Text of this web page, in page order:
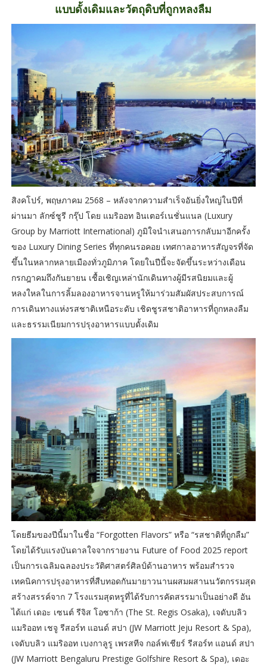
แบบดั้งเดิมและวัตถุดิบที่ถูกหลงลืม
สิงคโปร์, พฤษภาคม 2568 – หลังจากความสำเร็จอันยิ่งใหญ่ในปีที่
ผ่านมา ลักซ์ชูรี กรุ๊ป โดย แมริออท อินเตอร์เนชั่นแนล (Luxury
Group by Marriott International) ภูมิใจนำเสนอการกลับมาอีกครั้ง
ของ Luxury Dining Series ที่ทุกคนรอคอย เทศกาลอาหารสัญจรที่จัด
ขึ้นในหลากหลายเมืองทั่วภูมิภาค โดยในปีนี้จะจัดขึ้นระหว่างเดือน
กรกฎาคมถึงกันยายน เชื้อเชิญเหล่านักเดินทางผู้มีรสนิยมและผู้
หลงใหลในการลิ้มลองอาหารจานหรูให้มาร่วมสัมผัสประสบการณ์
การเดินทางแห่งรสชาติเหนือระดับ เชิดชูรสชาติอาหารที่ถูกหลงลืม
และธรรมเนียมการปรุงอาหารแบบดั้งเดิม
โดยธีมของปีนี้มาในชื่อ “Forgotten Flavors” หรือ “รสชาติที่ถูกลืม”
โดยได้รับแรงบันดาลใจจากรายงาน Future of Food 2025 report
เป็นการเฉลิมฉลองประวัติศาสตร์ศิลป์ด้านอาหาร พร้อมสำรวจ
เทคนิคการปรุงอาหารที่สืบทอดกันมายาวนานผสมผสานนวัตกรรมสุด
สร้างสรรค์จาก 7 โรงแรมสุดหรูที่ได้รับการคัดสรรมาเป็นอย่างดี อัน
ได้แก่ เดอะ เซนต์ รีจิส โอซาก้า (The St. Regis Osaka), เจดับบลิว
แมริออท เชจู รีสอร์ท แอนด์ สปา (JW Marriott Jeju Resort & Spa),
เจดับบลิว แมริออท เบงกาลูรู เพรสทีจ กอล์ฟเชียร์ รีสอร์ท แอนด์ สปา
(JW Marriott Bengaluru Prestige Golfshire Resort & Spa), เดอะ